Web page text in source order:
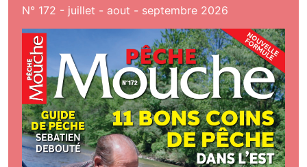
N° 172 - juillet - aout - septembre 2026